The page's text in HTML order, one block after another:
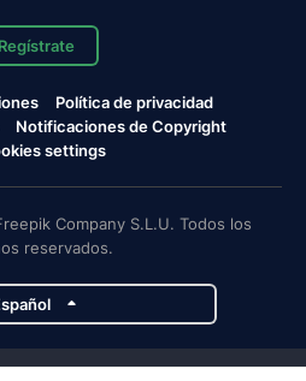
Regístrate
Política de privacidad
Notificaciones de Copyright
settings
Company S.L.U. Todos los
reservados.